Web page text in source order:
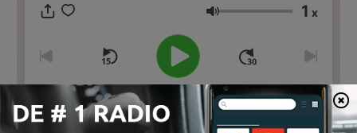
Volume 1 x
00:00